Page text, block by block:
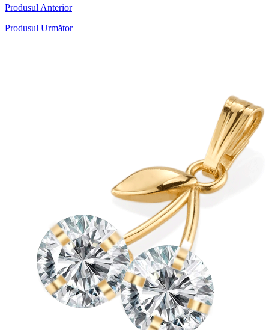
Produsul Anterior
Produsul Următor